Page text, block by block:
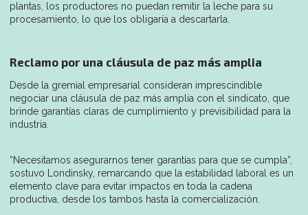
plantas, los productores no puedan remitir la leche para su
procesamiento, lo que los obligaría a descartarla.
Reclamo por una cláusula de paz más amplia
Desde la gremial empresarial consideran imprescindible
negociar una cláusula de paz más amplia con el sindicato, que
brinde garantías claras de cumplimiento y previsibilidad para la
industria.
“Necesitamos asegurarnos tener garantías para que se cumpla”,
sostuvo Londinsky, remarcando que la estabilidad laboral es un
elemento clave para evitar impactos en toda la cadena
productiva, desde los tambos hasta la comercialización.